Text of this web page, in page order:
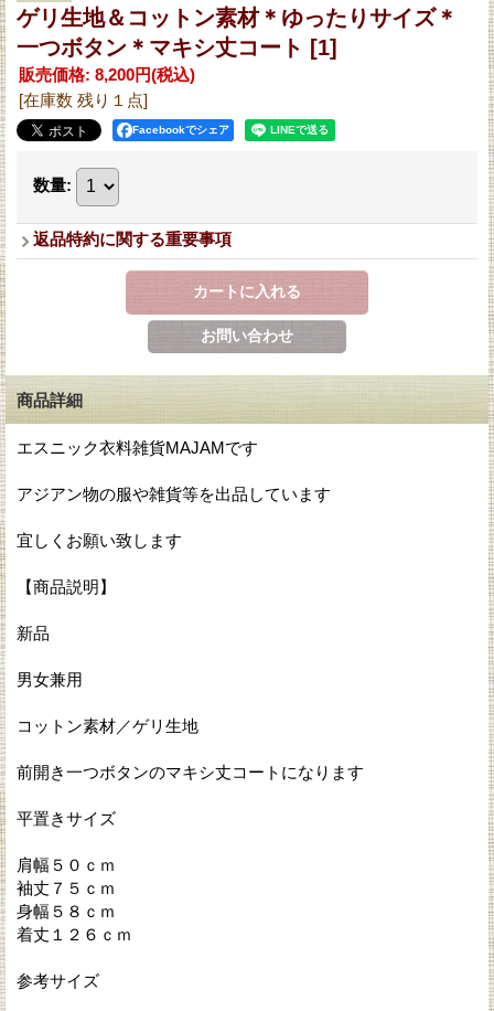
ゲリ生地＆コットン素材＊ゆったりサイズ＊
一つボタン＊マキシ丈コート [1]
販売価格: 8,200円(税込)
[在庫数 残り１点]
Facebookでシェア
数量:
返品特約に関する重要事項
商品詳細
エスニック衣料雑貨MAJAMです
アジアン物の服や雑貨等を出品しています
宜しくお願い致します
【商品説明】
新品
男女兼用
コットン素材／ゲリ生地
前開き一つボタンのマキシ丈コートになります
平置きサイズ
肩幅５０ｃｍ
袖丈７５ｃｍ
身幅５８ｃｍ
着丈１２６ｃｍ
参考サイズ